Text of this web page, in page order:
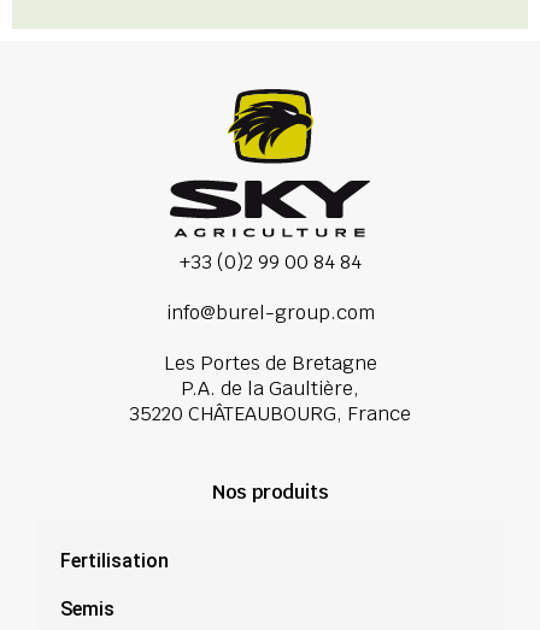
+33 (0)2 99 00 84 84
info@burel-group.com
Les Portes de Bretagne
P.A. de la Gaultière,
35220 CHÂTEAUBOURG, France
Nos produits
Fertilisation
Semis